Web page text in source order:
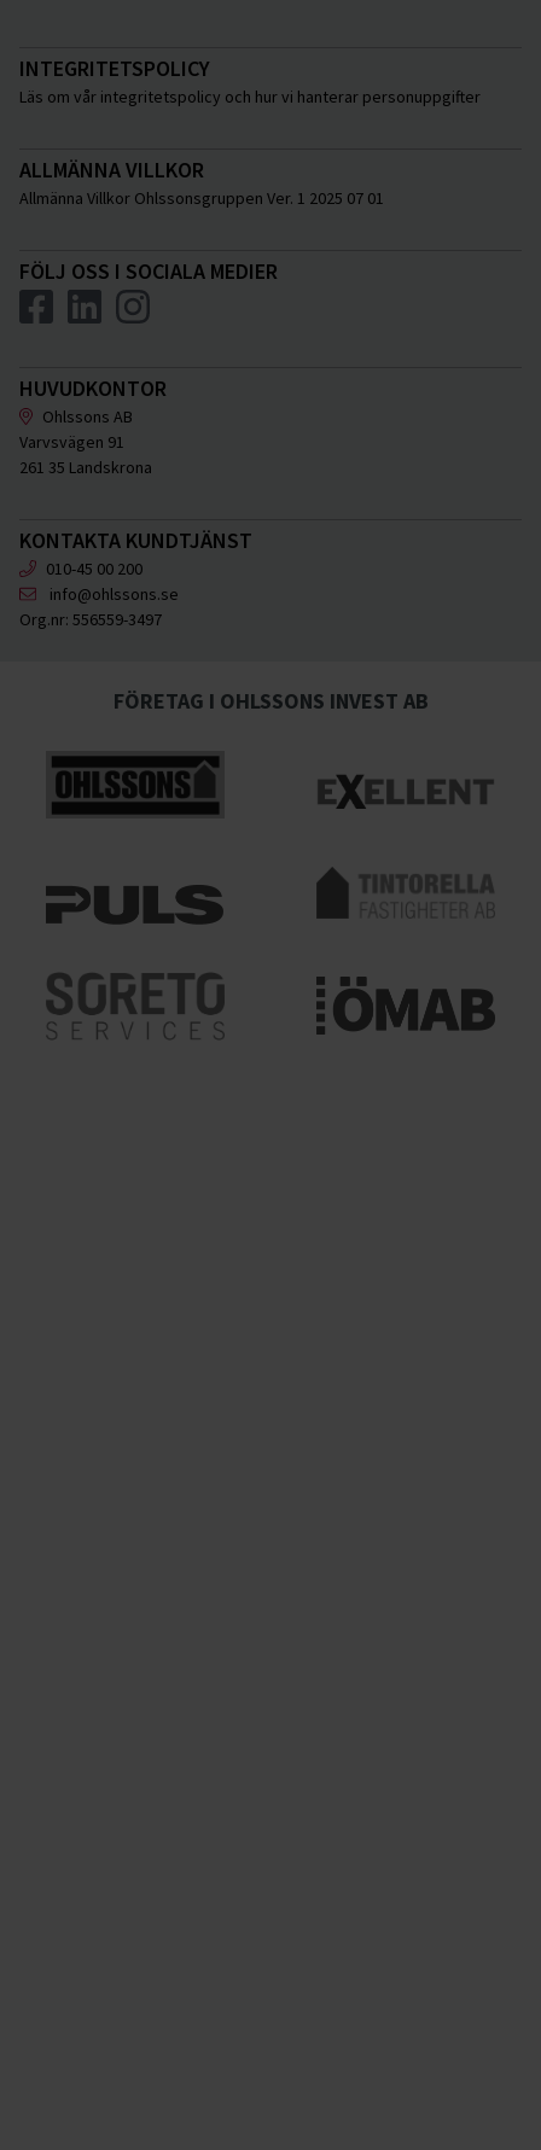
INTEGRITETSPOLICY
Läs om vår integritetspolicy och hur vi hanterar personuppgifter
ALLMÄNNA VILLKOR
Allmänna Villkor Ohlssonsgruppen Ver. 1 2025 07 01
FÖLJ OSS I SOCIALA MEDIER
HUVUDKONTOR
Ohlssons AB
Varvsvägen 91
261 35 Landskrona
KONTAKTA KUNDTJÄNST
010-45 00 200
info@ohlssons.se
Org.nr: 556559-3497
FÖRETAG I OHLSSONS INVEST AB